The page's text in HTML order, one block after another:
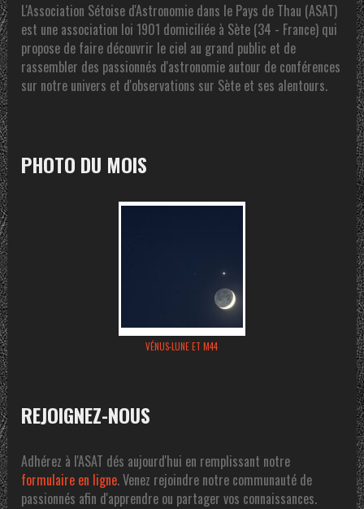
L'Association Sétoise d'Astronomie dans le Pays de Thau (ASAT)
est une association loi 1901 domiciliée à Sète (34 - France) qui
propose de faire découvrir le ciel au grand public et de
rassembler des passionnés d'astronomie autour de conférences
sur notre univers et d'observations sur Sète et ses alentours.
PHOTO DU MOIS
VÉNUS-LUNE ET M44
REJOIGNEZ-NOUS
Adhérez à l'ASAT dés aujourd'hui en remplissant notre
formulaire en ligne. Venez rejoindre notre communauté de
passionnés afin d'apprendre ou partager vos connaissances.